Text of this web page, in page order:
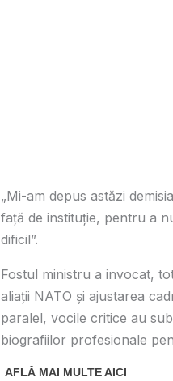
„Mi-am depus astăzi
față de instituție, pentru a
dificil”.
Fostul ministru a invocat,
aliații NATO și ajustarea
paralel, vocile critice au
biografiilor profesionale